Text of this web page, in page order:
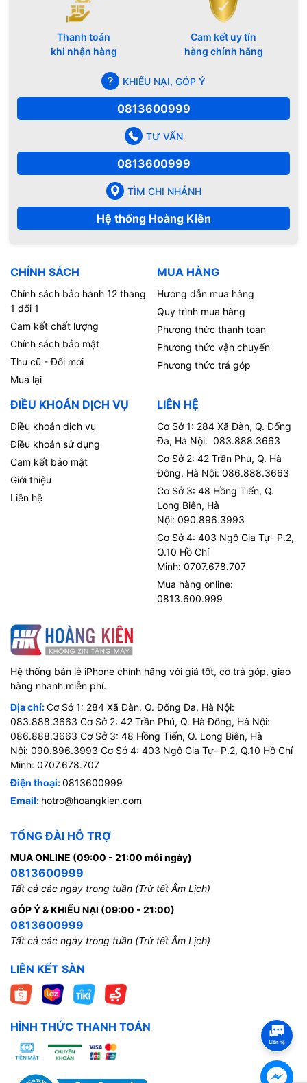
Thanh toán
khi nhận hàng
Cam kết uy tín
hàng chính hãng
KHIẾU NẠI, GÓP Ý
0813600999
TƯ VẤN
0813600999
TÌM CHI NHÁNH
Hệ thống Hoàng Kiên
CHÍNH SÁCH
Chính sách bảo hành 12 tháng
1 đổi 1
Cam kết chất lượng
Chính sách bảo mật
Thu cũ - Đổi mới
Mua lại
MUA HÀNG
Hướng dẫn mua hàng
Quy trình mua hàng
Phương thức thanh toán
Phương thức vận chuyển
Phương thức trả góp
ĐIỀU KHOẢN DỊCH VỤ
Diều khoản dịch vụ
Điều khoản sử dụng
Cam kết bảo mật
Giới thiệu
Liên hệ
LIÊN HỆ
Cơ Sở 1: 284 Xã Đàn, Q. Đống
Đa, Hà Nội: 083.888.3663
Cơ Sở 2: 42 Trần Phú, Q. Hà
Đông, Hà Nội: 086.888.3663
Cơ Sở 3: 48 Hồng Tiến, Q.
Long Biên, Hà
Nội: 090.896.3993
Cơ Sở 4: 403 Ngô Gia Tự- P.2,
Q.10 Hồ Chí
Minh: 0707.678.707
Mua hàng online:
0813.600.999
Hệ thống bán lẻ iPhone chính hãng với giá tốt, có trả góp, giao
hàng nhanh miễn phí.
Địa chỉ:Cơ Sở 1: 284 Xã Đàn, Q. Đống Đa, Hà Nội:
083.888.3663 Cơ Sở 2: 42 Trần Phú, Q. Hà Đông, Hà Nội:
086.888.3663 Cơ Sở 3: 48 Hồng Tiến, Q. Long Biên, Hà
Nội: 090.896.3993 Cơ Sở 4: 403 Ngô Gia Tự- P.2, Q.10 Hồ Chí
Minh: 0707.678.707
Điện thoại:0813600999
Email: hotro@hoangkien.com
TỔNG ĐÀI HỖ TRỢ
MUA ONLINE (09:00 - 21:00 mỗi ngày)
0813600999
Tất cả các ngày trong tuần (Trừ tết Âm Lịch)
GÓP Ý & KHIẾU NẠI (09:00 - 21:00)
0813600999
Tất cả các ngày trong tuần (Trừ tết Âm Lịch)
LIÊN KẾT SÀN
HÌNH THỨC THANH TOÁN